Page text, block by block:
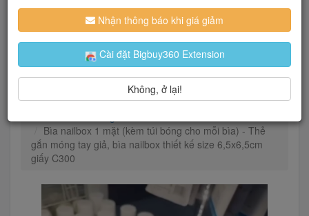
Người dùng đang quan tâm đến 🔥...
Trang chủ Sắc Đẹp
Dụng cụ làm đẹp
Bìa nailbox 1 mặt (kèm túi bóng cho mỗi bìa) - Thẻ
gắn móng tay giả, bìa nailbox thiết kế size 6,5x6,5cm
giấy C300
Nhận thông báo khi giá giảm
Cài đặt Bigbuy360 Extension
Không, ở lại!